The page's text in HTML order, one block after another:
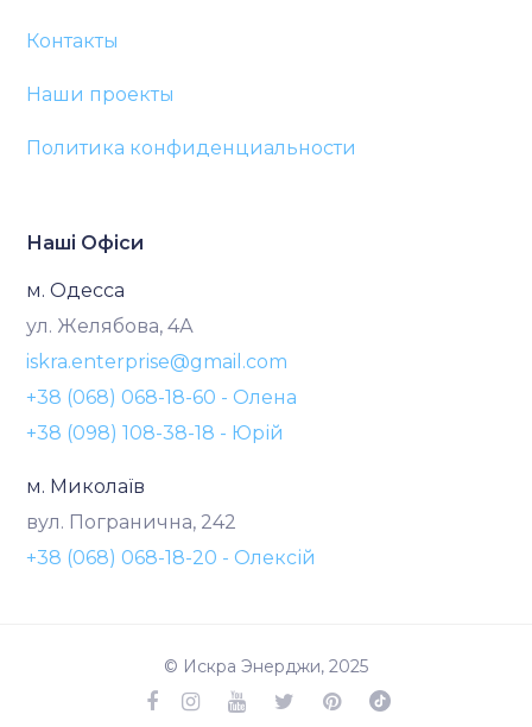
Контакты
Наши проекты
Политика конфиденциальности
Наші Офіси
м. Одесса
ул. Желябова, 4А
iskra.enterprise@gmail.com
+38 (068) 068-18-60 - Олена
+38 (098) 108-38-18 - Юрій
м. Миколаїв
вул. Погранична, 242
+38 (068) 068-18-20 - Олексій
© Искра Энерджи, 2025